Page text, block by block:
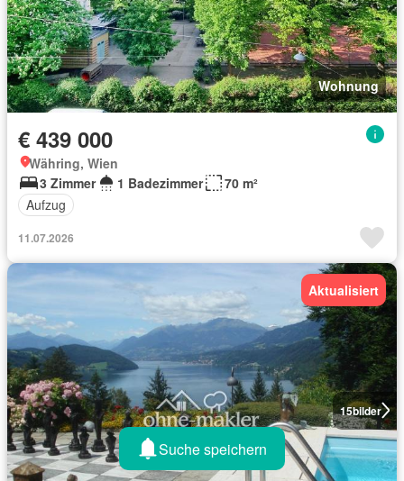
Wohnung
€ 439 000
Währing, Wien
3 Zimmer
1 Badezimmer
70 m²
Aufzug
11.07.2026
15bilder
Aktualisiert
Suche speichern